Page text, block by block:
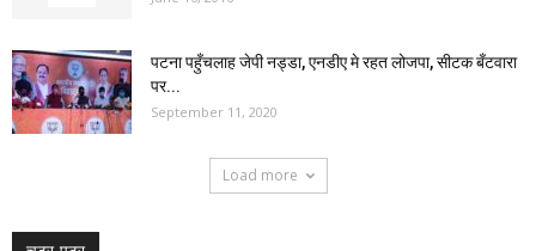
पटना पहुँचलाह जेपी नड्डा, एनडीए मे रहत लोजपा, सीटक बँटवारा
पर...
September 11, 2020
Load more